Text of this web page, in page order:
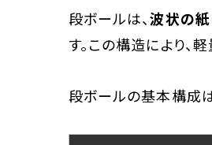
段ボールは、波状の紙
す。この構造により、
段ボールの基本構成